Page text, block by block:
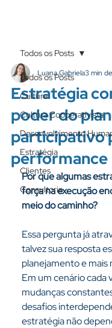
Todos os Posts
Cultura
Cultura Cooperativista
Desenvolvimento
Estratégia
Clientes
Consultoria
Todos os Posts
Estratégia
poder do
participativo
performance
Luana Gabriela3 min
Por que algumas
força na execução
meio do caminho?
Essa pergunta já
talvez sua resposta
planejamento e
Em um cenário cada
mudanças
desafios
estratégia não